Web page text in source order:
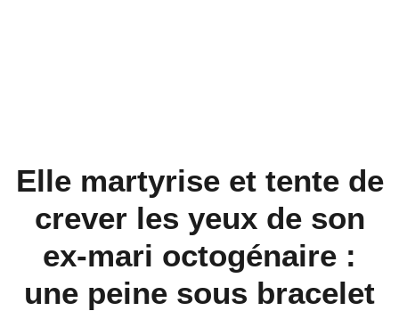
Elle martyrise et tente de
crever les yeux de son
ex-mari octogénaire :
une peine sous bracelet